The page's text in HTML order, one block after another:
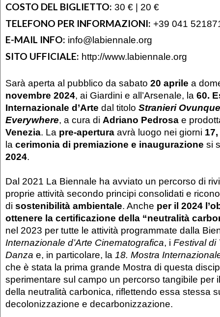
COSTO DEL BIGLIETTO: 30 € | 20 €
TELEFONO PER INFORMAZIONI: +39 041
E-MAIL INFO: info@labiennale.org
SITO UFFICIALE: http://www.labiennale.org
Sarà aperta al pubblico da sabato 20 aprile a
novembre 2024, ai Giardini e all’Arsenale, la 60.
Internazionale d’Arte dal titolo Stranieri
Everywhere, a cura di Adriano Pedrosa e
Venezia. La pre-apertura avrà luogo nei giorni
la cerimonia di premiazione e inaugurazione si
2024.
Dal 2021 La Biennale ha avviato un percorso di
proprie attività secondo principi consolidati e
di sostenibilità ambientale. Anche per il 2024
ottenere la certificazione della “neutralità
nel 2023 per tutte le attività programmate dalla
Internazionale d’Arte Cinematografica, i Festival di
Danza e, in particolare, la 18. Mostra
che è stata la prima grande Mostra di questa
sperimentare sul campo un percorso tangibile per
della neutralità carbonica, riflettendo essa stessa
decolonizzazione e decarbonizzazione.